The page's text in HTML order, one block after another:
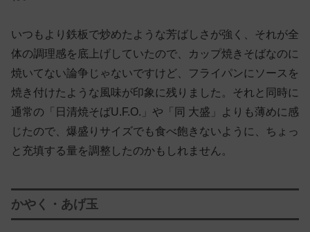
いつもより鉄板で炒めたような芳ばしさが強く、それが全
体の調理感を底上げしていたので、カップ焼きそばなのに
焼いてない論争じゃないですけど、フライパンにソースを
焼き付けたような風味が印象に残りました。それと同時に
通常の「日清焼そばU.F.O.」や「同 大盛」よりも薄めに感
じたので、爆盛りサイズでも食べ飽きないように、ちょっ
と充填する量を調整したのかもしれません。
かやく・あげ玉